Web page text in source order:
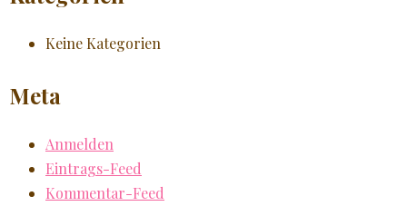
Keine Kategorien
Meta
Anmelden
Eintrags-Feed
Kommentar-Feed